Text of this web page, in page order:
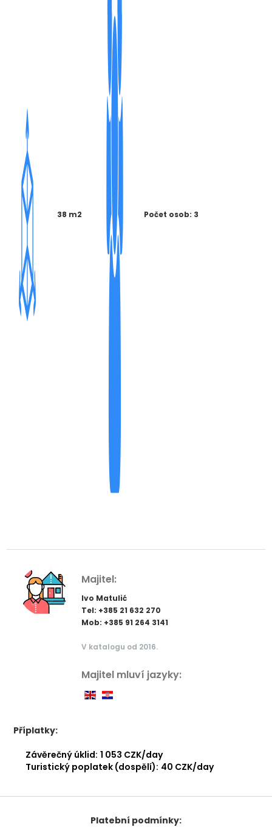
38 m2 Počet osob: 3
Majitel:
Ivo Matulić
Tel: +385 21 632 270
Mob: +385 91 264 3141
V katalogu od 2016.
Majitel mluví jazyky:
Příplatky:
Závěrečný úklid: 1 053 CZK/day
Turistický poplatek (dospělí): 40 CZK/day
Platební podmínky: